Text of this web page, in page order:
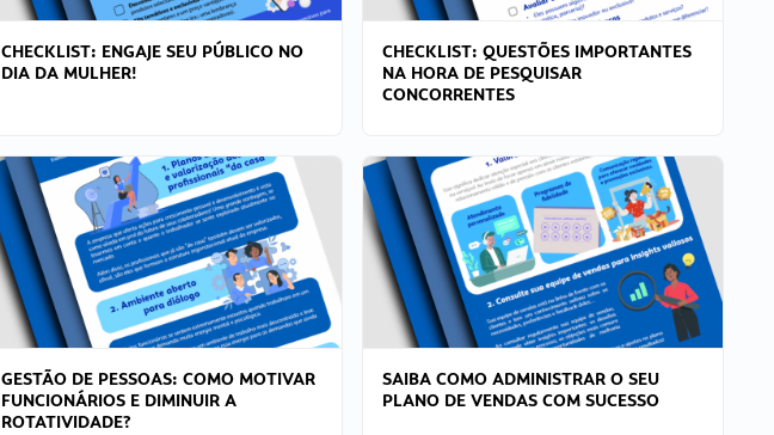
CHECKLIST: ENGAJE SEU PÚBLICO NO
DIA DA MULHER!
CHECKLIST: QUESTÕES IMPORTANTES
NA HORA DE PESQUISAR
CONCORRENTES
GESTÃO DE PESSOAS: COMO MOTIVAR
FUNCIONÁRIOS E DIMINUIR A
ROTATIVIDADE?
SAIBA COMO ADMINISTRAR O SEU
PLANO DE VENDAS COM SUCESSO